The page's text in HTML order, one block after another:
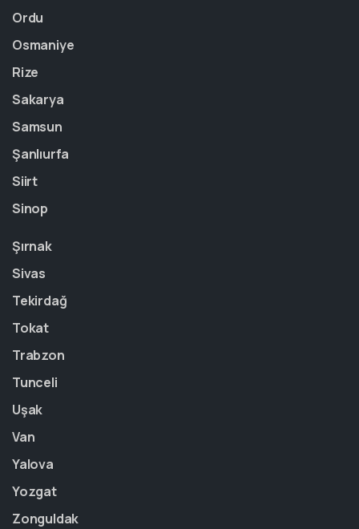
Ordu
Osmaniye
Rize
Sakarya
Samsun
Şanlıurfa
Siirt
Sinop
Şırnak
Sivas
Tekirdağ
Tokat
Trabzon
Tunceli
Uşak
Van
Yalova
Yozgat
Zonguldak